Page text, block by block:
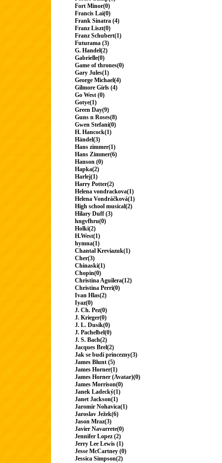
Fort Minor(0)
Francis Lai(0)
Frank Sinatra (4)
Franz Liszt(0)
Franz Schubert(1)
Futurama (3)
G. Handel(2)
Gabrielle(0)
Game of thrones(0)
Gary Jules(1)
George Michael(4)
Gilmore Girls (4)
Go West (0)
Gotye(1)
Green Day(9)
Guns n Roses(8)
Gwen Stefani(0)
H. Hancock(1)
Händel(3)
Hans zimmer(1)
Hans Zimmer(6)
Hanson (0)
Hapka(2)
Harlej(1)
Harry Potter(2)
Helena vondrackova(1)
Helena Vondráčková(1)
High school musical(2)
Hilary Duff (3)
hngvfhru(0)
Holki(2)
H.West(1)
hymna(1)
Chantal Kreviazuk(1)
Cher(3)
Chinaski(1)
Chopin(0)
Christina Aguilera(12)
Christina Perri(0)
Ivan Hlas(2)
Iyaz(0)
J. Ch. Pez(0)
J. Krieger(0)
J. L. Dusík(0)
J. Pachelbel(0)
J. S. Bach(2)
Jacques Brel(2)
Jak se budí princezny(3)
James Blunt (5)
James Horner(1)
James Horner (Avatar)(0)
James Morrison(0)
Janek Ladecký(1)
Janet Jackson(1)
Jaromír Nohavica(1)
Jaroslav Ježek(6)
Jason Mraz(3)
Javier Navarrete(0)
Jennifer Lopez (2)
Jerry Lee Lewis (1)
Jesse McCartney (0)
Jessica Simpson(2)